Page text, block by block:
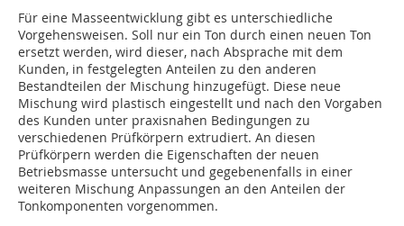
Für eine Masseentwicklung gibt es unterschiedliche
Vorgehensweisen. Soll nur ein Ton durch einen neuen Ton
ersetzt werden, wird dieser, nach Absprache mit dem
Kunden, in festgelegten Anteilen zu den anderen
Bestandteilen der Mischung hinzugefügt. Diese neue
Mischung wird plastisch eingestellt und nach den Vorgaben
des Kunden unter praxisnahen Bedingungen zu
verschiedenen Prüfkörpern extrudiert. An diesen
Prüfkörpern werden die Eigenschaften der neuen
Betriebsmasse untersucht und gegebenenfalls in einer
weiteren Mischung Anpassungen an den Anteilen der
Tonkomponenten vorgenommen.